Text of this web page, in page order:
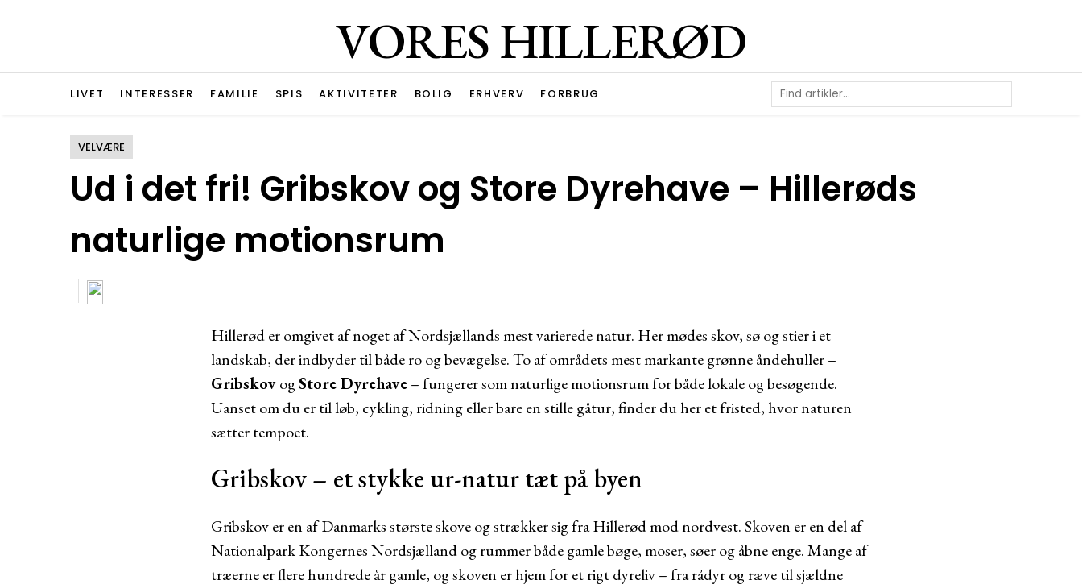
VORES HILLERØD
LIVET INTERESSER FAMILIE SPIS AKTIVITETER BOLIG ERHVERV FORBRUG
Ud i det fri! Gribskov og Store Dyrehave – Hillerøds
naturlige motionsrum
VELVÆRE
Hillerød er omgivet af noget af Nordsjællands mest varierede natur. Her mødes skov, sø og stier i et
landskab, der indbyder til både ro og bevægelse. To af områdets mest markante grønne åndehuller –
GribskovogStore Dyrehave– fungerer som naturlige motionsrum for både lokale og besøgende.
Uanset om du er til løb, cykling, ridning eller bare en stille gåtur, finder du her et fristed, hvor naturen
sætter tempoet.
Gribskov – et stykke ur-natur tæt på byen
Gribskov er en af Danmarks største skove og strækker sig fra Hillerød mod nordvest. Skoven er en del af
Nationalpark Kongernes Nordsjælland og rummer både gamle bøge, moser, søer og åbne enge. Mange af
træerne er flere hundrede år gamle, og skoven er hjem for et rigt dyreliv – fra rådyr og ræve til sjældne